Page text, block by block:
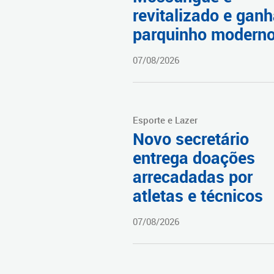
revitalizado e
parquinho
07/08/2026
Esporte e Lazer
Novo secretário
entrega doações
arrecadadas por
atletas e técnicos
07/08/2026